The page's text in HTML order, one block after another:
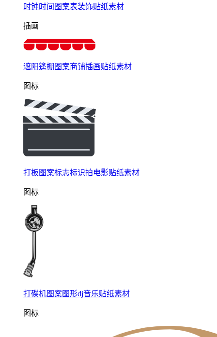
时钟时间图案表装饰贴纸素材
插画
遮阳篷棚图案商铺插画贴纸素材
图标
打板图案标志标识拍电影贴纸素材
图标
打碟机图案图形dj音乐贴纸素材
图标